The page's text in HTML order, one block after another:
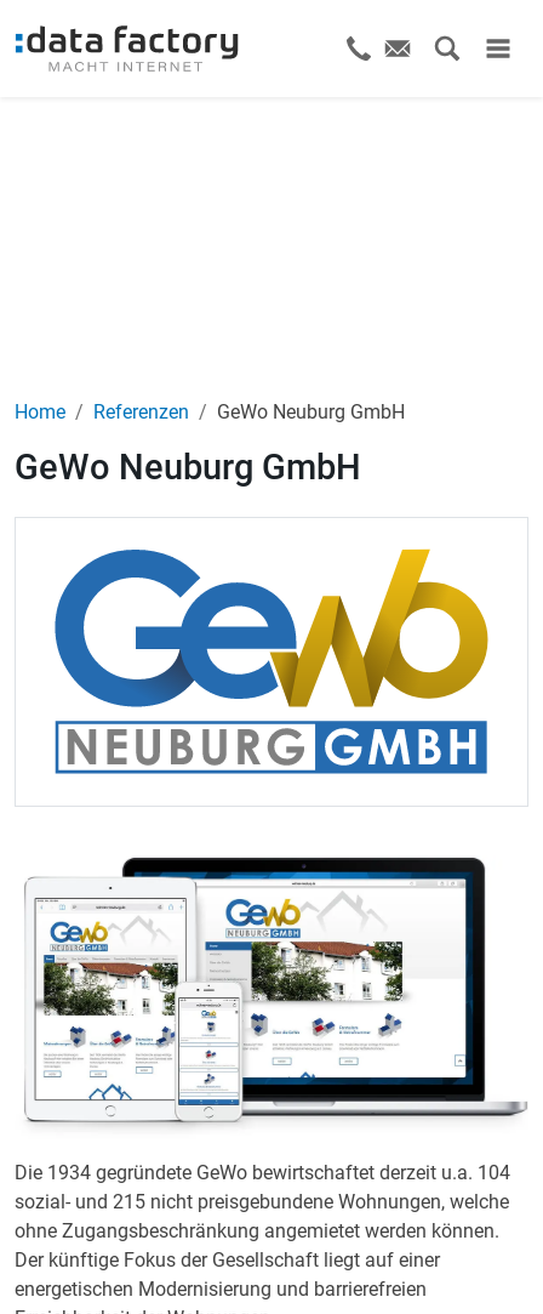
Home Referenzen GeWo Neuburg GmbH
GeWo Neuburg GmbH
Die 1934 gegründete GeWo bewirtschaftet derzeit u.a. 104
sozial- und 215 nicht preisgebundene Wohnungen, welche
ohne Zugangsbeschränkung angemietet werden können.
Der künftige Fokus der Gesellschaft liegt auf einer
energetischen Modernisierung und barrierefreien